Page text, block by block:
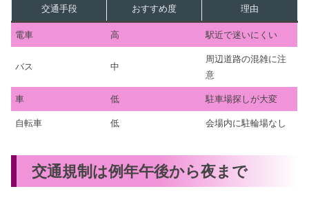
交通手段 おすすめ度 理由
電車 高 駅近で迷いにくい
バス 中
周辺道路の混雑に注
意
車 低 駐車場探しが大変
自転車 低 会場内に駐輪場なし
交通規制は例年午後から夜まで